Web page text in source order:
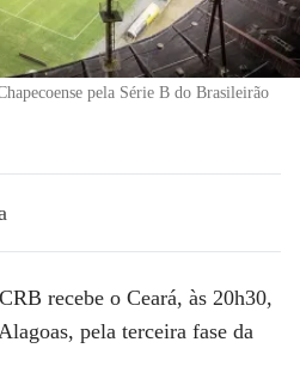
pela Série B do Brasileirão
recebe o Ceará, às 20h30,
pela terceira fase da